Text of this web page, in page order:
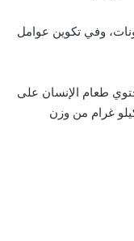
وفي تكوين عوامل
طعام الإنسان على
1 غرام من المواد البروتينية لكل 1 كيلو غرام من وزن